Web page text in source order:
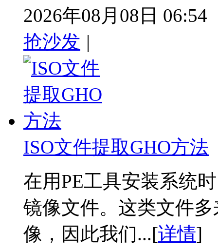
2026年08月08日 06:54
抢沙发 |
ISO文件提取GHO方法
在用PE工具安装系统
镜像文件。这类文件
像，因此我们...[详情]